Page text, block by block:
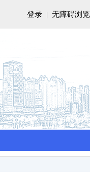
登录 | 无障碍浏览